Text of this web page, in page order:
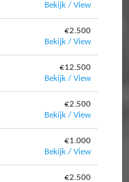
Bekijk / View
€2.500
Bekijk / View
€12.500
Bekijk / View
€2.500
Bekijk / View
€1.000
Bekijk / View
€2.500